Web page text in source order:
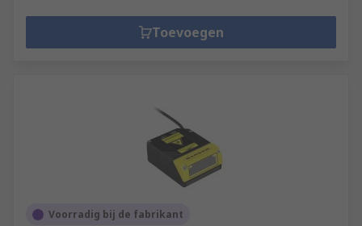
Toevoegen
Voorradig bij de fabrikant